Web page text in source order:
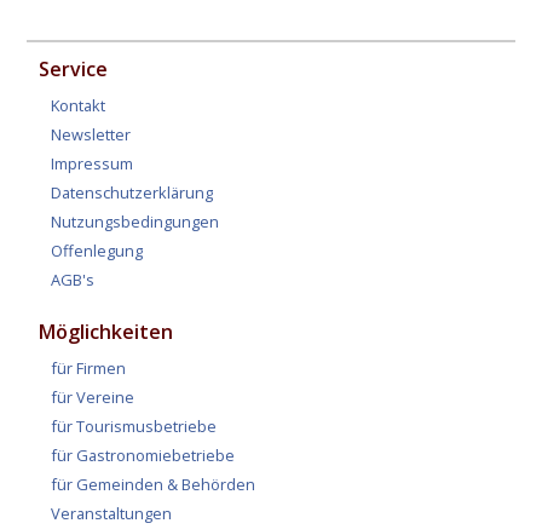
Service
Kontakt
Newsletter
Impressum
Datenschutzerklärung
Nutzungsbedingungen
Offenlegung
AGB's
Möglichkeiten
für Firmen
für Vereine
für Tourismusbetriebe
für Gastronomiebetriebe
für Gemeinden & Behörden
Veranstaltungen